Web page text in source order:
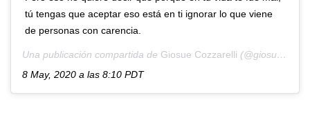
tú tengas que aceptar eso está en ti ignorar lo que viene
de personas con carencia.
Una publicación compartida de Giosue Cozzarelli (@giosuecozzarelli) el
8 May, 2020 a las 8:10 PDT